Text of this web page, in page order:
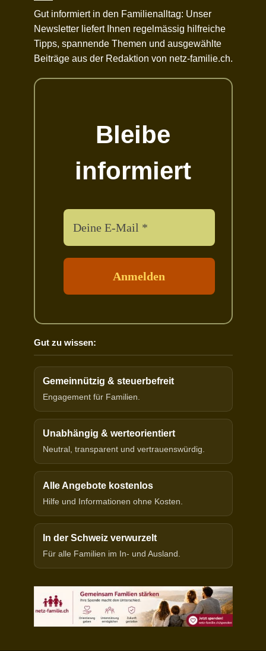
Gut informiert in den Familienalltag: Unser
Newsletter liefert Ihnen regelmässig hilfreiche
Tipps, spannende Themen und ausgewählte
Beiträge aus der Redaktion von netz-familie.ch.
Bleibe
informiert
Gut zu wissen:
Gemeinnützig & steuerbefreit
Engagement für Familien.
Unabhängig & werteorientiert
Neutral, transparent und vertrauenswürdig.
Alle Angebote kostenlos
Hilfe und Informationen ohne Kosten.
In der Schweiz verwurzelt
Für alle Familien im In- und Ausland.